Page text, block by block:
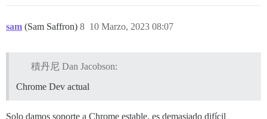
sam (Sam Saffron) 10 Marzo, 2023 08:07
8
積丹尼 Dan Jacobson:
Chrome Dev actual
Solo damos soporte a Chrome estable, es demasiado difícil